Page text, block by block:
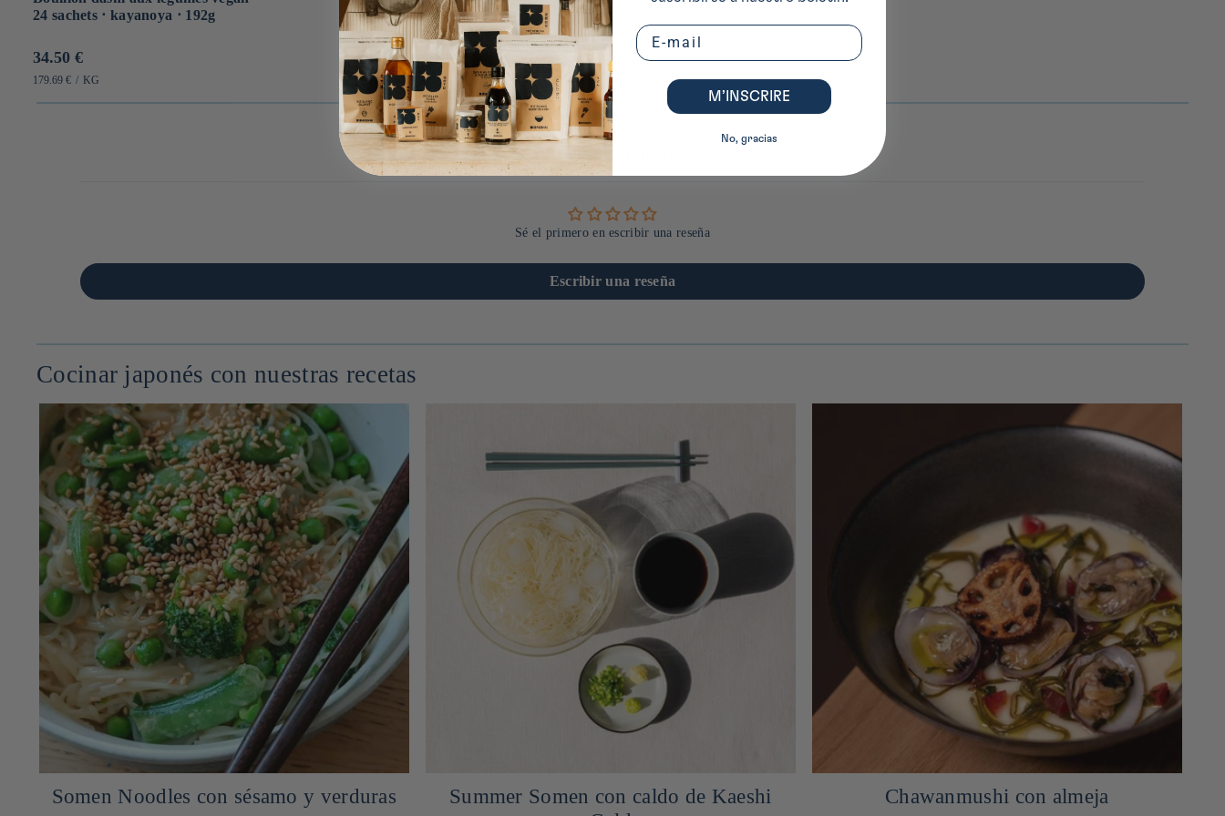
24 sachets ⋅ kayanoya ⋅ 192g
Prix
habituel
34.50 €
PRIX
179.69 € / PAR
KG
Reseñas de Clientes
Sé el primero en escribir una reseña
Escribir una reseña
Cocinar japonés con nuestras recetas
Somen Noodles con sésamo y verduras
Summer Somen con caldo de Kaeshi
Chawanmushi con almeja
Email
M’INSCRIRE
No, gracias